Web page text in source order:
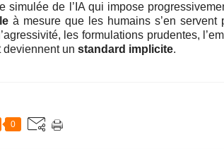
simulée de l’IA qui impose
à mesure que les humains s’en servent
les formulations prudentes,
deviennent un standard implicite.
0